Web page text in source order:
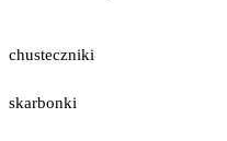
chusteczniki
skarbonki